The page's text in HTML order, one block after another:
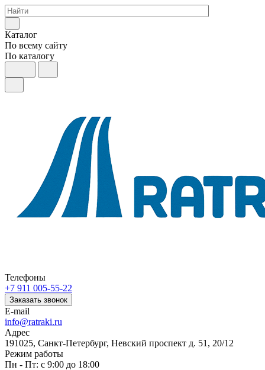
Каталог
По всему сайту
По каталогу
Телефоны
+7 911 005-55-22
Заказать звонок
E-mail
info@ratraki.ru
Адрес
191025, Санкт-Петербург, Невский проспект д. 51, 20/12
Режим работы
Пн - Пт: с 9:00 до 18:00